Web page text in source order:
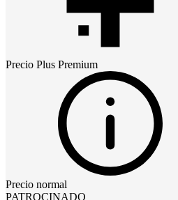
Precio Plus Premium
Precio normal
PATROCINADO